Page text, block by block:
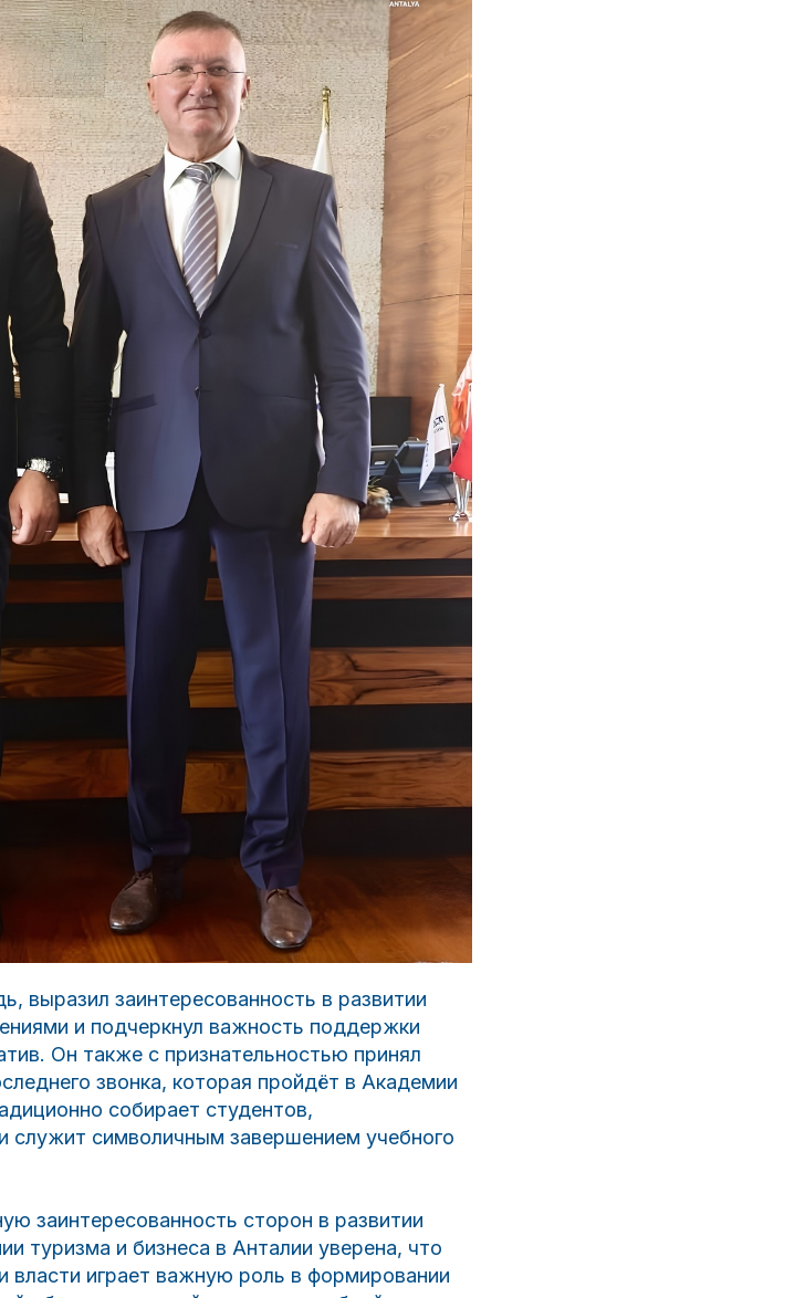
выразил заинтересованность в развитии
и подчеркнул важность поддержки
Он также с признательностью принял
звонка, которая пройдёт в Академии
собирает студентов,
служит символичным завершением учебного
заинтересованность сторон в развитии
туризма и бизнеса в Анталии уверена, что
власти играет важную роль в формировании
ChatApp
Мессенджеры
Свяжитесь с нами через любой удобный
мессенджер!
WhatsApp